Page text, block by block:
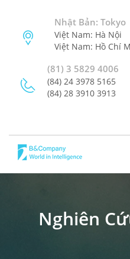
Nhật Bản: Tokyo
Việt Nam: Hà Nội
Việt Nam: Hồ Chí
(81) 3 5829 4006
(84) 24 3978 5165
(84) 28 3910 3913
Nghiên